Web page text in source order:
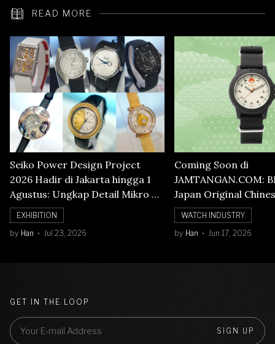
READ MORE
Seiko Power Design Project
2026 Hadir di Jakarta hingga 1
Agustus: Ungkap Detail Mikro di
Balik Seni Watchmaking
EXHIBITION
by Han Jul 23, 2026
Coming Soon di
JAMTANGAN.COM:
Japan Original
Numerals Watch
WATCH INDUSTRY
by Han Jun 17, 2026
GET IN THE LOOP
SIGN UP